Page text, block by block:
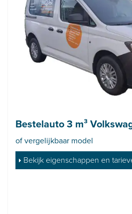
Bestelauto 3 m³
of vergelijkbaar model
Bekijk eigenschappen en